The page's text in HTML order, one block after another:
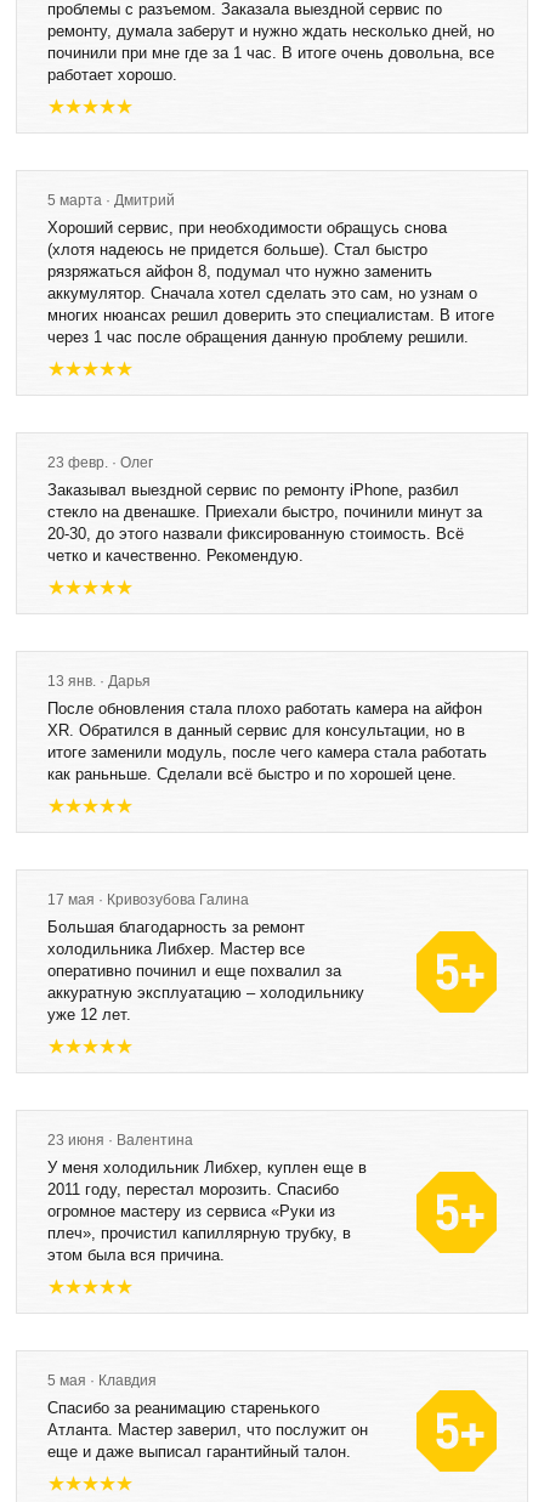
проблемы с разъемом. Заказала выездной сервис по
ремонту, думала заберут и нужно ждать несколько дней, но
починили при мне где за 1 час. В итоге очень довольна, все
работает хорошо.
5 марта · Дмитрий
Хороший сервис, при необходимости обращусь снова
(хлотя надеюсь не придется больше). Стал быстро
рязряжаться айфон 8, подумал что нужно заменить
аккумулятор. Сначала хотел сделать это сам, но узнам о
многих нюансах решил доверить это специалистам. В итоге
через 1 час после обращения данную проблему решили.
23 февр. · Олег
Заказывал выездной сервис по ремонту iPhone, разбил
стекло на двенашке. Приехали быстро, починили минут за
20-30, до этого назвали фиксированную стоимость. Всё
четко и качественно. Рекомендую.
13 янв. · Дарья
После обновления стала плохо работать камера на айфон
XR. Обратился в данный сервис для консультации, но в
итоге заменили модуль, после чего камера стала работать
как раньньше. Сделали всё быстро и по хорошей цене.
17 мая · Кривозубова Галина
Большая благодарность за ремонт
холодильника Либхер. Мастер все
оперативно починил и еще похвалил за
аккуратную эксплуатацию – холодильнику
уже 12 лет.
23 июня · Валентина
У меня холодильник Либхер, куплен еще в
2011 году, перестал морозить. Спасибо
огромное мастеру из сервиса «Руки из
плеч», прочистил капиллярную трубку, в
этом была вся причина.
5 мая · Клавдия
Спасибо за реанимацию старенького
Атланта. Мастер заверил, что послужит он
еще и даже выписал гарантийный талон.